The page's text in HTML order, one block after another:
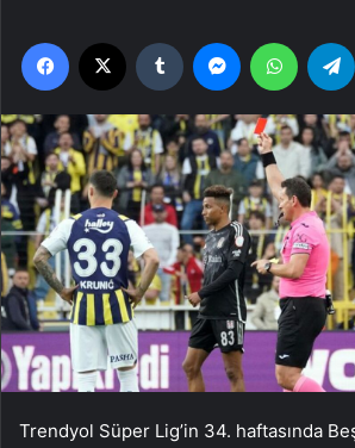
Facebook Tumblr Messenger
Trendyol Süper Lig’in 34. haftasında